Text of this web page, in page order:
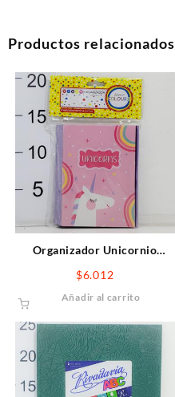
Productos relacionados
Organizador Unicornio
$6.012
Añadir al carrito